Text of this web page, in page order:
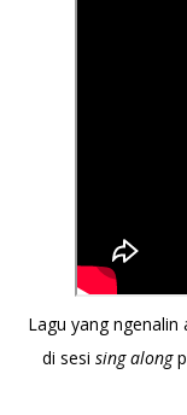
Lagu yang ngenalin
di sesi sing along